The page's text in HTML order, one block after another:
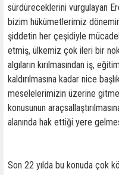
sürdüreceklerini vurgulayan
bizim hükümetlerimiz
şiddetin her çeşidiyle
etmiş, ülkemiz çok ileri bir
algıların kırılmasından iş,
kaldırılmasına kadar nice
meselelerimizin üzerine
konusunun
alanında hak ettiği yere
Son 22 yılda bu konuda çok